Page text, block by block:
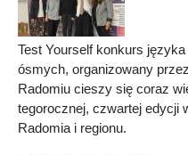
Test Yourself konkurs
ósmych, organizowany
Radomiu cieszy się coraz
tegorocznej, czwartej edycji
Radomia i regionu.